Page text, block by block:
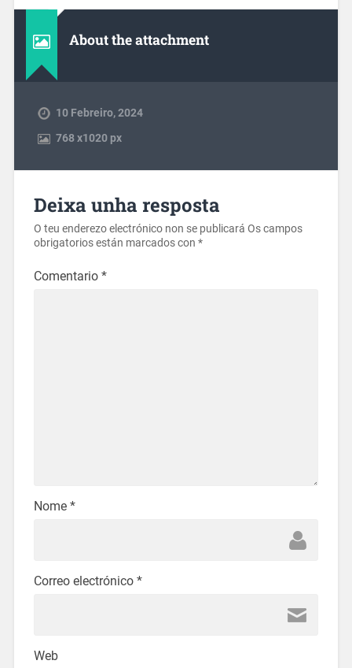
About the attachment
10 Febreiro, 2024
768x1020 px
Deixa unha resposta
O teu enderezo electrónico non se publicará Os campos
obrigatorios están marcados con *
Comentario *
Nome *
Correo electrónico *
Web